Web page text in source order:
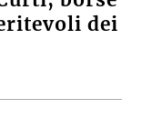
dei